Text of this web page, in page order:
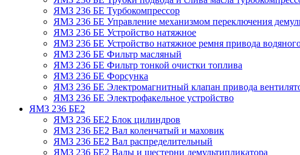
ЯМЗ 236 БЕ Турбокомпрессор
ЯМЗ 236 БЕ Управление механизмом переключения
ЯМЗ 236 БЕ Устройство натяжное
ЯМЗ 236 БЕ Устройство натяжное ремня привода
ЯМЗ 236 БЕ Фильтр масляный
ЯМЗ 236 БЕ Фильтр тонкой очистки топлива
ЯМЗ 236 БЕ Форсунка
ЯМЗ 236 БЕ Электромагнитный клапан привода
ЯМЗ 236 БЕ Электрофакельное устройство
ЯМЗ 236 БЕ2
ЯМЗ 236 БЕ2 Блок цилиндров
ЯМЗ 236 БЕ2 Вал коленчатый и маховик
ЯМЗ 236 БЕ2 Вал распределительный
ЯМЗ 236 БЕ2 Валы и шестерни демультипликатора